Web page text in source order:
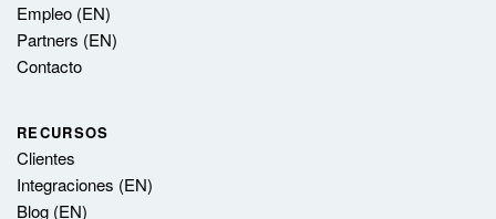
Empleo (EN)
Partners (EN)
Contacto
RECURSOS
Clientes
Integraciones (EN)
Blog (EN)